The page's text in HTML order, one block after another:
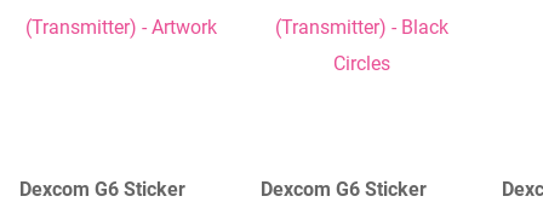
Dexcom G6 Sticker
Dexcom G6 Sticker